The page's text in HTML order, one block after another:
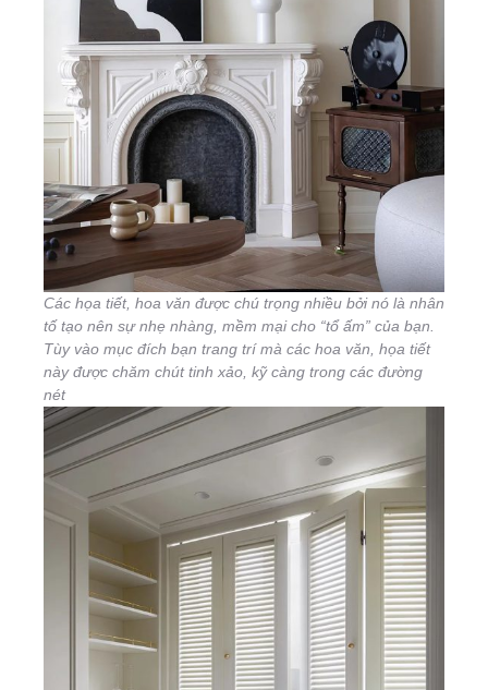
Các họa tiết, hoa văn được chú trọng nhiều bởi nó là nhân
tố tạo nên sự nhẹ nhàng, mềm mại cho “tổ ấm” của bạn.
Tùy vào mục đích bạn trang trí mà các hoa văn, họa tiết
này được chăm chút tinh xảo, kỹ càng trong các đường
nét